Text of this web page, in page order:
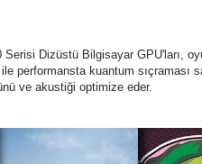
Dizüstü Bilgisayar GPU'ları,
performansta kuantum sıçraması
ve akustiği optimize eder.